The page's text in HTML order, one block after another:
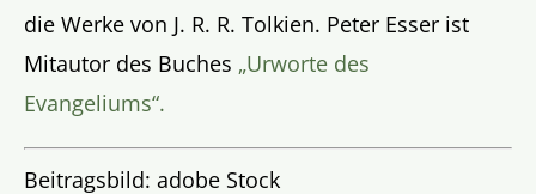
die Werke von J. R. R. Tolkien. Peter Esser ist
Mitautor des Buches „Urworte des
Evangeliums“.
Beitragsbild: adobe Stock